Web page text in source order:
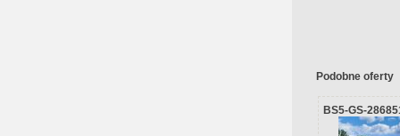
Podobne oferty
BS5-GS-